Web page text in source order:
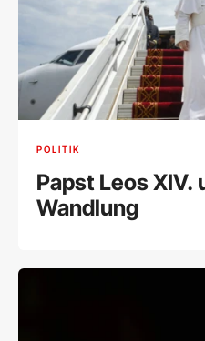
POLITIK
Papst Leos
Wandlung